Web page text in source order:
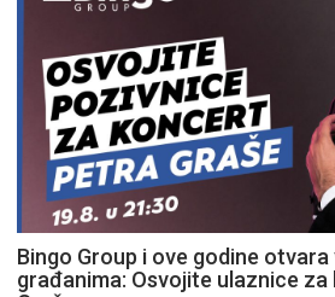
Bingo Group i ove godine
građanima: Osvojite ulaznice